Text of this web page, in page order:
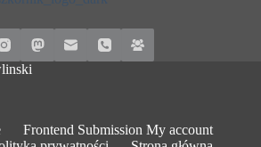
Frontend Submission My account